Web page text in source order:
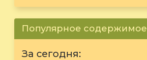
Популярное содержимое
За сегодня: